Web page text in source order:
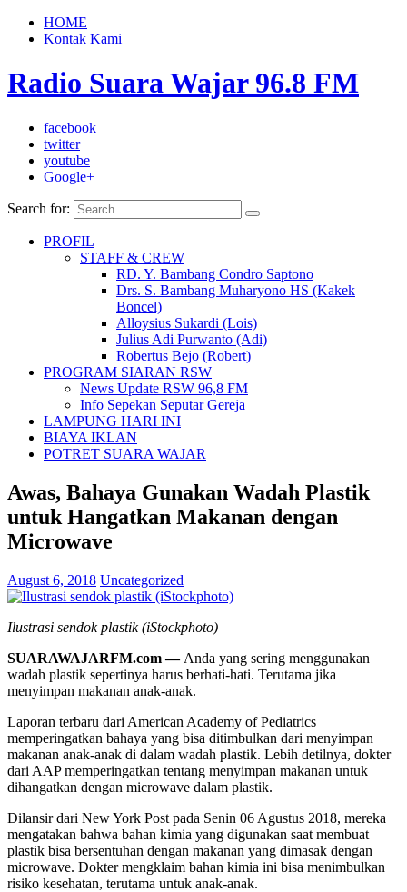
HOME
Kontak Kami
Radio Suara Wajar 96.8 FM
facebook
twitter
youtube
Google+
Search for:
PROFIL
STAFF & CREW
RD. Y. Bambang Condro Saptono
Drs. S. Bambang Muharyono HS (Kakek
Boncel)
Alloysius Sukardi (Lois)
Julius Adi Purwanto (Adi)
Robertus Bejo (Robert)
PROGRAM SIARAN RSW
News Update RSW 96,8 FM
Info Sepekan Seputar Gereja
LAMPUNG HARI INI
BIAYA IKLAN
POTRET SUARA WAJAR
Awas, Bahaya Gunakan Wadah Plastik
untuk Hangatkan Makanan dengan
Microwave
August 6, 2018 Uncategorized
Ilustrasi sendok plastik (iStockphoto)
SUARAWAJARFM.com — Anda yang sering menggunakan
wadah plastik sepertinya harus berhati-hati. Terutama jika
menyimpan makanan anak-anak.
Laporan terbaru dari American Academy of Pediatrics
memperingatkan bahaya yang bisa ditimbulkan dari menyimpan
makanan anak-anak di dalam wadah plastik. Lebih detilnya, dokter
dari AAP memperingatkan tentang menyimpan makanan untuk
dihangatkan dengan microwave dalam plastik.
Dilansir dari New York Post pada Senin 06 Agustus 2018, mereka
mengatakan bahwa bahan kimia yang digunakan saat membuat
plastik bisa bersentuhan dengan makanan yang dimasak dengan
microwave. Dokter mengklaim bahan kimia ini bisa menimbulkan
risiko kesehatan, terutama untuk anak-anak.